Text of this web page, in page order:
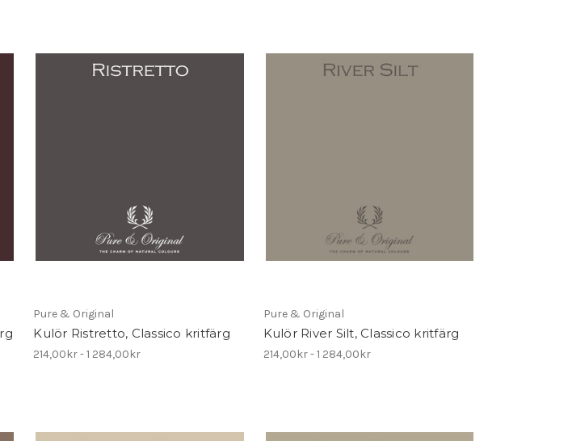
Pure & Original
Kulör Ristretto, Classico kritfärg
214,00kr - 1 284,00kr
Pure & Original
Kulör River Silt, Classico kritfärg
214,00kr - 1 284,00kr